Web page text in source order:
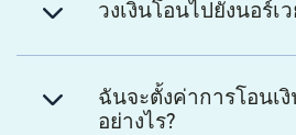
วงเงินโอนไปยังนอร์เ
ฉันจะตั้งค่าการโอนเ
อย่างไร?